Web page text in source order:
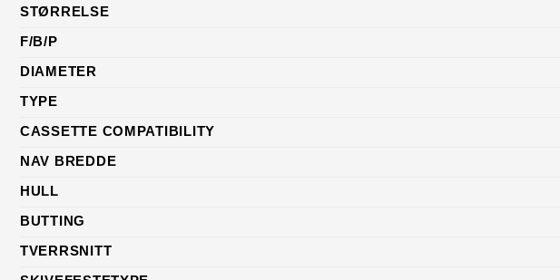
STØRRELSE
F/B/P
DIAMETER
TYPE
CASSETTE COMPATIBILITY
NAV BREDDE
HULL
BUTTING
TVERRSNITT